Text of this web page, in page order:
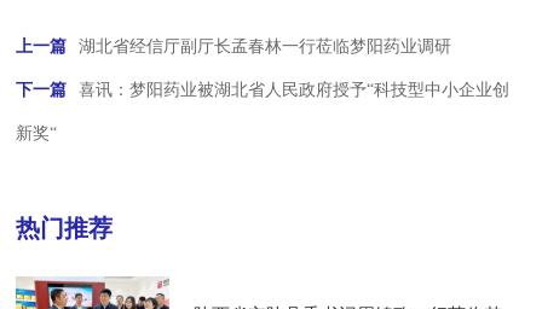
上一篇 湖北省经信厅副厅长孟春林一行莅临梦阳药业调研
下一篇 喜讯：梦阳药业被湖北省人民政府授予“科技型中小企业创
新奖“
热门推荐